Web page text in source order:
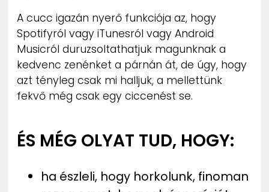
A cucc igazán nyerő funkciója az, hogy
Spotifyról vagy iTunesról vagy Android
Musicról duruzsoltathatjuk magunknak a
kedvenc zenénket a párnán át, de úgy, hogy
azt tényleg csak mi halljuk, a mellettünk
fekvő még csak egy ciccenést se.
ÉS MÉG OLYAT TUD, HOGY:
ha észleli, hogy horkolunk, finoman